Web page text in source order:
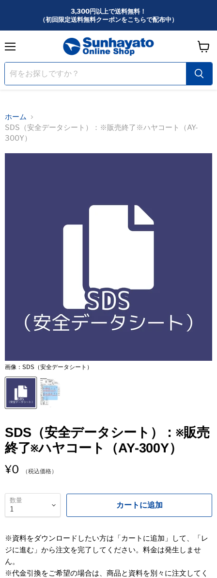
3,300円以上で送料無料！
（初回限定送料無料クーポンをこちらで配布中）
ニ
ュ
ー
ー
ト
を
ホーム
SDS（安全データシート）：※販売終了※ハヤコート（AY-
300Y）
画像：SDS（安全データシート）
SDS（安全データシート）：※販売
終了※ハヤコート（AY-300Y）
¥0 （税込価格）
数量
カートに追加
※資料をダウンロードしたい方は「カートに追加」して、「レ
ジに進む」から注文を完了してください。料金は発生しませ
ん。
※代金引換をご希望の場合は、商品と資料を別々に注文してく